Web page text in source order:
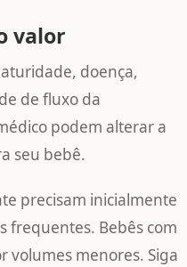
valor
doença,
de fluxo da
podem alterar a
seu bebê.
precisam inicialmente
frequentes. Bebês com
volumes menores. Siga